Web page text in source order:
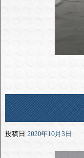
投稿日 2020年10月3日